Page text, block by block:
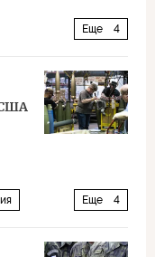
Еще 4
США
Еще 4